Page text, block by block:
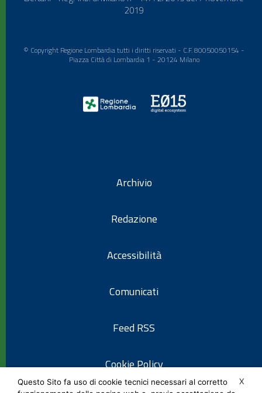
2019
© Copyright Regione Lombardia tutti i diritti riservati - C.F. 80050050154 -
Piazza Città di Lombardia 1 - 20124 Milano
Archivio
Redazione
Accessibilità
Comunicati
Feed RSS
Cookie Policy
X
Questo Sito fa uso di cookie tecnici necessari al corretto